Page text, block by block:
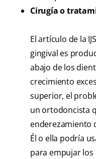
Cirugía o
El artículo de la
gingival es
abajo de los
crecimiento
superior, el
un ortodoncista
enderezamiento
Él o ella podría
para empujar los